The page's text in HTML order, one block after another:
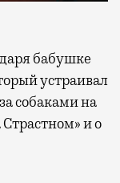
устраивал
собаками на
и о